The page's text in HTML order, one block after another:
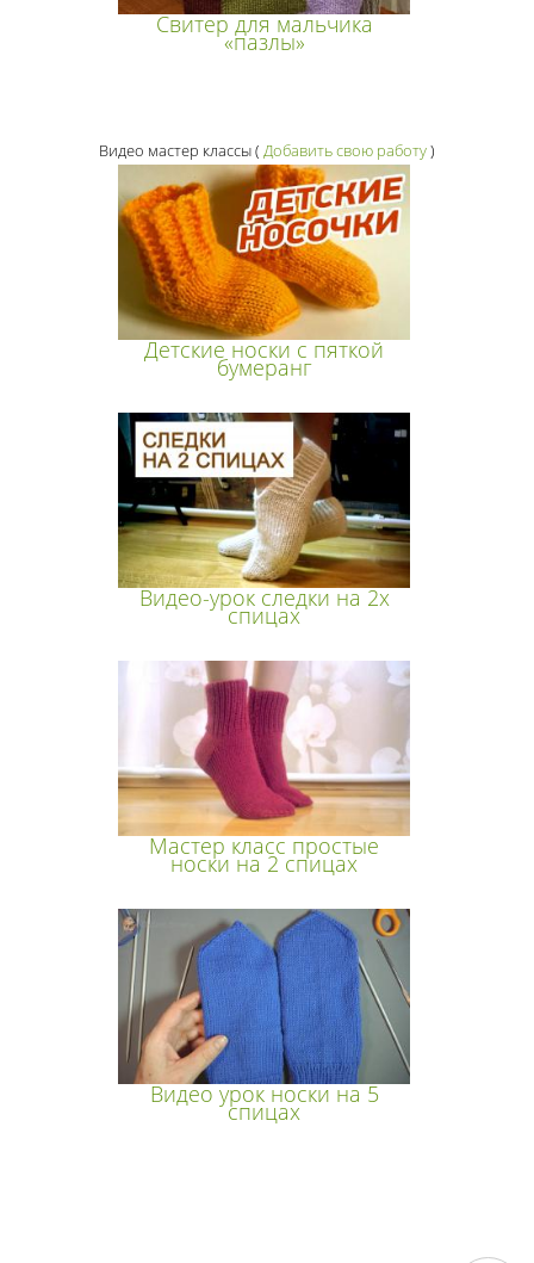
Свитер для мальчика
«пазлы»
Видео мастер классы( Добавить свою работу)
Детские носки с пяткой
бумеранг
Видео-урок следки на 2х
спицах
Мастер класс простые
носки на 2 спицах
Видео урок носки на 5
спицах